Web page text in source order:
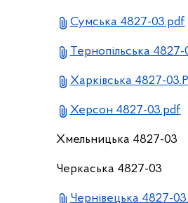
Сумська 4827-03.pdf
Тернопільська
Харківська 4827-
Херсон 4827-03.pdf
Хмельницька 4827-03
Черкаська 4827-03
Чернівецька 4827-